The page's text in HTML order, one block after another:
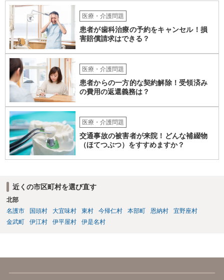
あるかどうかですね。 あと、家での生活では出なかった他害行動（暴
力）がでたというお話ですが、それは、現在のグループホームの生活
に対するお子さんのストレスが出ている可能性も高いところです。 な
ので、まだそのグループホームに入って日が浅いなどの場合には、も
う少し様子を見るしかありませんが、時間が経っているのに２度目の
他害行動があったということであれば、問題は思ったより深刻かもし
れません。 いずれにせよ、一度職員の方と暴力が生じた際の事実経緯
を確認し、またその直近に何か変化がなかったかなどのお子さんの障
がい特性に照らした原因分析をしてみると再発防止策が浮かぶかもし
れません。
医療・介護問題
患者が歯科治療の予約をキャンセル！損
害賠償請求はできる？
医療・介護問題
患者からの一方的な契約解除！受領済み
の費用の返還義務は？
医療・介護問題
交通事故の被害者が来院！どんな補綴物
（ほてつぶつ）をすすめますか？
近くの市区町村を選び直す
北部
名護市
国頭村 大宜味村 東村 今帰仁村 本部町 恩納村
宜野座村
金武町
伊江村 伊平屋村 伊是名村